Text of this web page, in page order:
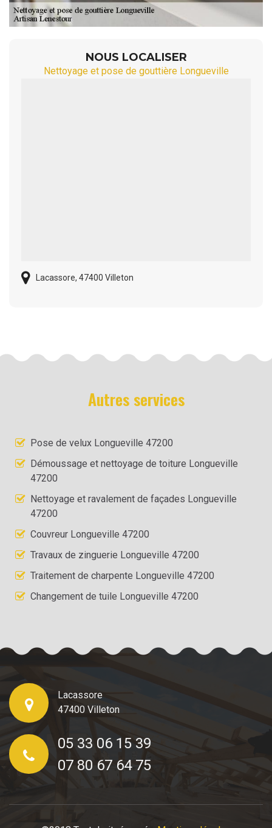
NOUS LOCALISER
Nettoyage et pose de gouttière Longueville
Lacassore, 47400 Villeton
Autres services
Pose de velux Longueville 47200
Démoussage et nettoyage de toiture Longueville
47200
Nettoyage et ravalement de façades Longueville
47200
Couvreur Longueville 47200
Travaux de zinguerie Longueville 47200
Traitement de charpente Longueville 47200
Changement de tuile Longueville 47200
Lacassore
47400 Villeton
05 33 06 15 39
07 80 67 64 75